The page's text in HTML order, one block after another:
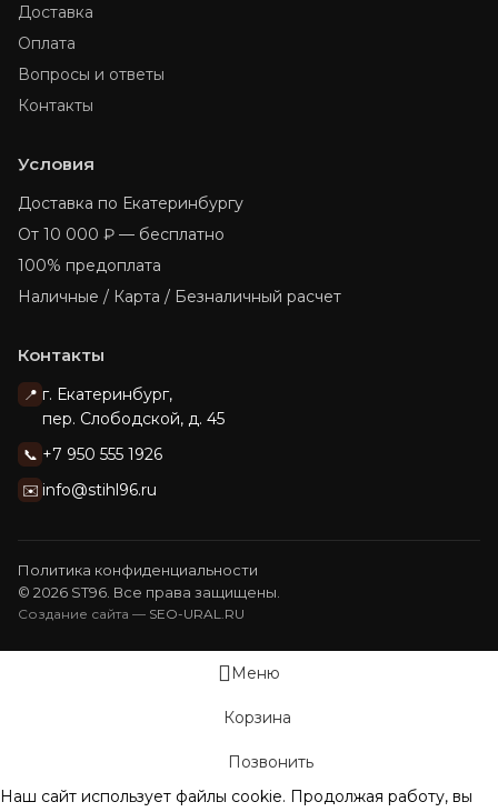
Доставка
Оплата
Вопросы и ответы
Контакты
Условия
Доставка по Екатеринбургу
От 10 000 ₽ — бесплатно
100% предоплата
Наличные / Карта / Безналичный расчет
Контакты
📍 г. Екатеринбург,
пер. Слободской, д. 45
📞 +7 950 555 1926
✉️ info@stihl96.ru
Политика конфиденциальности
© 2026 ST96. Все права защищены.
Создание сайта — SEO-URAL.RU
Меню
Корзина
Позвонить
Наш сайт использует файлы cookie. Продолжая работу, вы